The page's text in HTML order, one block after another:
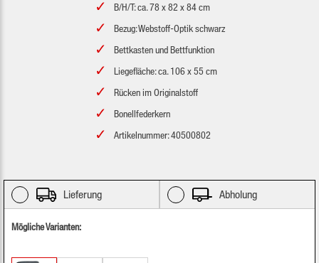
B/H/T: ca. 78 x 82 x 84 cm
Bezug: Webstoff-Optik schwarz
Bettkasten und Bettfunktion
Liegefläche: ca. 106 x 55 cm
Rücken im Originalstoff
Bonellfederkern
Artikelnummer: 40500802
Lieferung Abholung
Mögliche Varianten: